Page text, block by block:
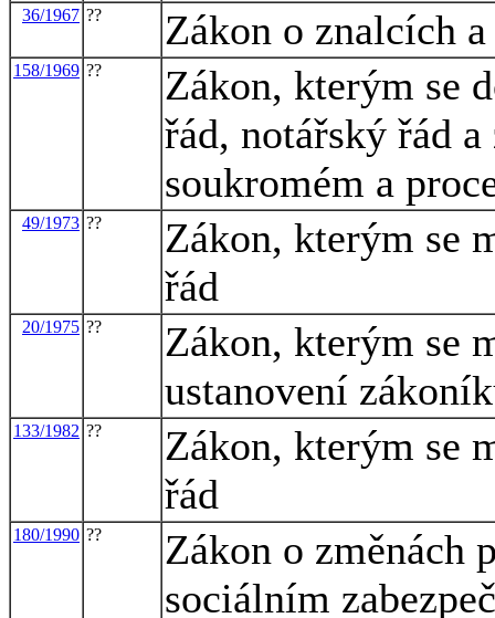
36/1967 ?? Zákon o znalcích
158/1969 ??
Zákon, kterým se
řád, notářský řád
soukromém a
49/1973 ??
Zákon, kterým se
řád
20/1975 ??
Zákon, kterým se
ustanovení
133/1982 ??
Zákon, kterým se
řád
180/1990 ??
Zákon o změnách
sociálním